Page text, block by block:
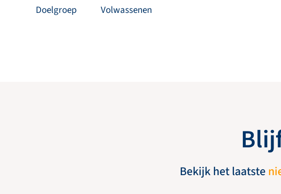
Doelgroep
Volwassenen
Bekijk het laatste